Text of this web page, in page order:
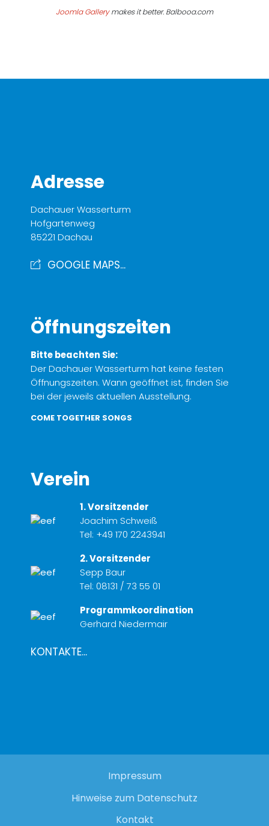
Joomla Gallerymakes it better. Balbooa.com
Adresse
Dachauer Wasserturm
Hofgartenweg
85221 Dachau
GOOGLE MAPS...
Öffnungszeiten
Bitte beachten Sie:
Der Dachauer Wasserturm hat keine festen
Öffnungszeiten. Wann geöffnet ist, finden Sie
bei der jeweils aktuellen Ausstellung.
COME TOGETHER SONGS
Verein
1. Vorsitzender
Joachim Schweiß
Tel: +49 170 2243941
2. Vorsitzender
Sepp Baur
Tel: 08131 / 73 55 01
Programmkoordination
Gerhard Niedermair
KONTAKTE...
Impressum
Hinweise zum Datenschutz
Kontakt